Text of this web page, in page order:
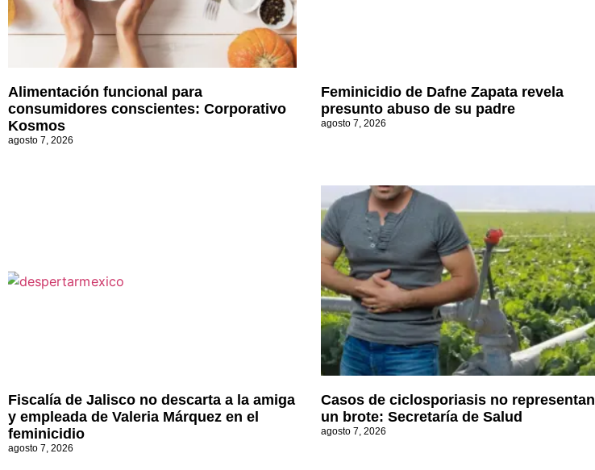
Alimentación funcional para
consumidores conscientes: Corporativo
Kosmos
agosto 7, 2026
Feminicidio de Dafne Zapata revela
presunto abuso de su padre
agosto 7, 2026
Fiscalía de Jalisco no descarta a la amiga
y empleada de Valeria Márquez en el
feminicidio
agosto 7, 2026
Casos de ciclosporiasis no representan
un brote: Secretaría de Salud
agosto 7, 2026